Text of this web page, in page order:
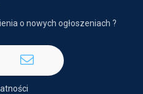
o nowych ogłoszeniach ?